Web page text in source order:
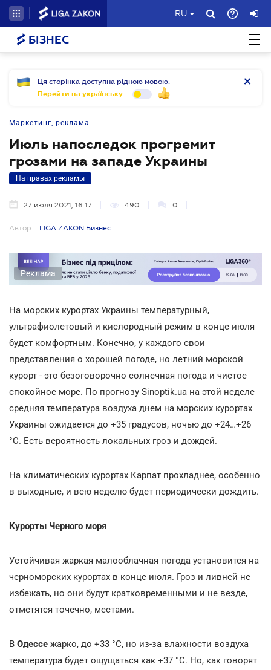
RU
БІЗНЕС
Ця сторінка доступна рідною мовою.
Перейти на українську
Маркетинг, реклама
Июль напоследок прогремит
грозами на западе Украины
На правах рекламы
27 июля 2021, 16:17 490 0
Автор: LIGA ZAKON Бизнес
Реклама
На морских курортах Украины температурный,
ультрафиолетовый и кислородный режим в конце июля
будет комфортным. Конечно, у каждого свои
представления о хорошей погоде, но летний морской
курорт - это безоговорочно солнечная погода и чистое
спокойное море. По прогнозу Sinoptik.ua на этой неделе
средняя температура воздуха днем на морских курортах
Украины ожидается до +35 градусов, ночью до +24…+26
°С. Есть вероятность локальных гроз и дождей.
На климатических курортах Карпат прохладнее, особенно
в выходные, и всю неделю будет периодически дождить.
Курорты Черного моря
Устойчивая жаркая малооблачная погода установится на
черноморских курортах в конце июля. Гроз и ливней не
избежать, но они будут кратковременными и не везде,
отметятся точечно, местами.
В Одессе жарко, до +33 °С, но из-за влажности воздуха
температура будет ощущаться как +37 °С. Но, как говорят